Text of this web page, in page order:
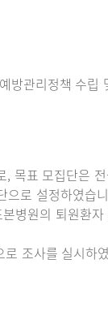
방관리정책 수립
목표 모집단은 전
로 설정하였습
병원의 퇴원환자
조사를 실시하